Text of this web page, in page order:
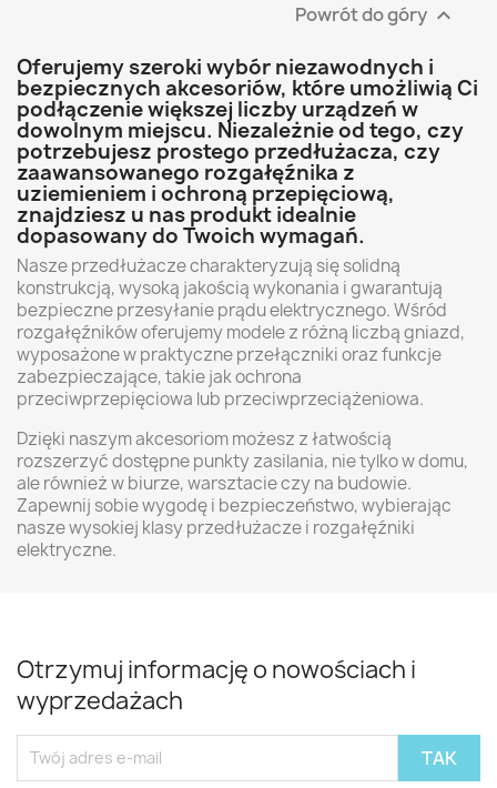
Powrót do góry 
Oferujemy szeroki wybór niezawodnych i
bezpiecznych akcesoriów, które umożliwią Ci
podłączenie większej liczby urządzeń w
dowolnym miejscu. Niezależnie od tego, czy
potrzebujesz prostego przedłużacza, czy
zaawansowanego rozgałęźnika z
uziemieniem i ochroną przepięciową,
znajdziesz u nas produkt idealnie
dopasowany do Twoich wymagań.
Nasze przedłużacze charakteryzują się solidną
konstrukcją, wysoką jakością wykonania i gwarantują
bezpieczne przesyłanie prądu elektrycznego. Wśród
rozgałęźników oferujemy modele z różną liczbą gniazd,
wyposażone w praktyczne przełączniki oraz funkcje
zabezpieczające, takie jak ochrona
przeciwprzepięciowa lub przeciwprzeciążeniowa.
Dzięki naszym akcesoriom możesz z łatwością
rozszerzyć dostępne punkty zasilania, nie tylko w domu,
ale również w biurze, warsztacie czy na budowie.
Zapewnij sobie wygodę i bezpieczeństwo, wybierając
nasze wysokiej klasy przedłużacze i rozgałęźniki
elektryczne.
Otrzymuj informację o nowościach i
wyprzedażach